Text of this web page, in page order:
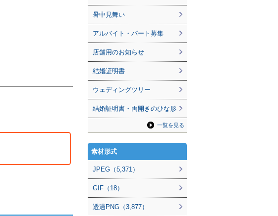
暑中見舞い
アルバイト・パート募集
店舗用のお知らせ
結婚証明書
ウェディングツリー
結婚証明書・両開きのひな形
一覧を見る
素材形式
JPEG（5,371）
GIF（18）
透過PNG（3,877）